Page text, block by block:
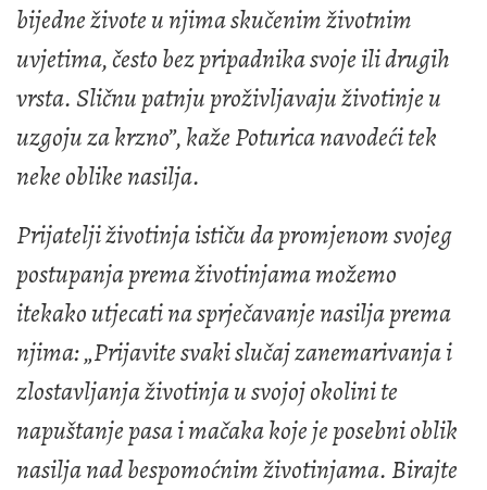
bijedne živote u njima skučenim životnim
uvjetima, često bez pripadnika svoje ili drugih
vrsta. Sličnu patnju proživljavaju životinje u
uzgoju za krzno”, kaže Poturica navodeći tek
neke oblike nasilja.
Prijatelji životinja ističu da promjenom svojeg
postupanja prema životinjama možemo
itekako utjecati na sprječavanje nasilja prema
njima: „Prijavite svaki slučaj zanemarivanja i
zlostavljanja životinja u svojoj okolini te
napuštanje pasa i mačaka koje je posebni oblik
nasilja nad bespomoćnim životinjama. Birajte